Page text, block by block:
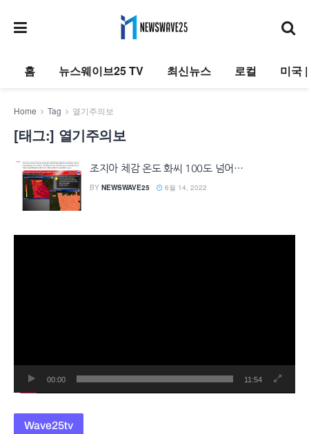
홈 뉴스웨이브25 TV 최신뉴스 로컬 미국
Home Tag 열기주의보
[태그:] 열기주의보
조지아 체감 온도 화씨 100도 넘어…
BY NEWSWAVE25 6월 14, 2022
00:00 11:54
Wave25tv